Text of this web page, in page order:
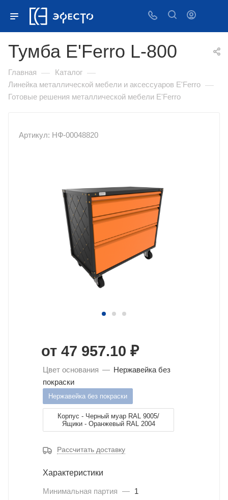
Тумба E'Ferro L-800
Главная — Каталог —
Линейка металлической мебели и аксессуаров E'Ferro —
Готовые решения металлической мебели E'Ferro
Артикул: НФ-00048820
от 47 957.10 ₽
Цвет основания — Нержавейка без
покраски
Нержавейка без покраски
Корпус - Черный муар RAL 9005/
Ящики - Оранжевый RAL 2004
Рассчитать доставку
Характеристики
Минимальная партия —
1